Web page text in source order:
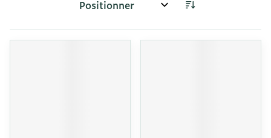
Trier par: